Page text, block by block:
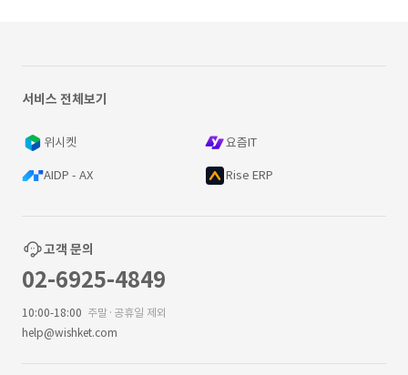
서비스 전체보기
위시켓 요즘IT
AIDP - AX Rise ERP
고객 문의
02-6925-4849
10:00-18:00 주말·공휴일 제외
help@wishket.com